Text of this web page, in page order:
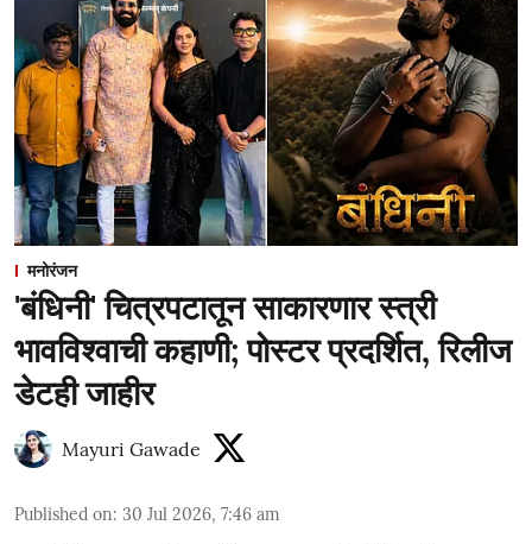
मनोरंजन
'बंधिनी' चित्रपटातून साकारणार स्त्री
भावविश्वाची कहाणी; पोस्टर प्रदर्शित, रिलीज
डेटही जाहीर
Mayuri Gawade
Published on: 30 Jul 2026, 7:46 am